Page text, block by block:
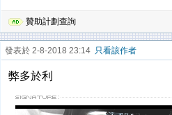
贊助計劃查詢
發表於 2-8-2018 23:14 只看該作者
弊多於利